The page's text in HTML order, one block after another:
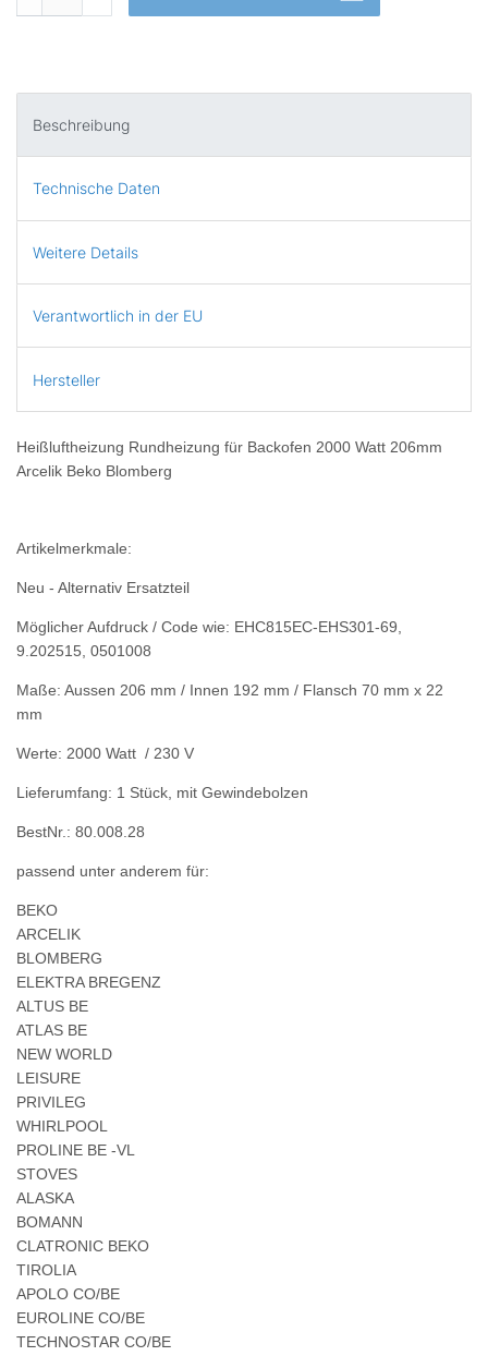
Beschreibung
Technische Daten
Weitere Details
Verantwortlich in der EU
Hersteller
Heißluftheizung Rundheizung für Backofen 2000 Watt 206mm
Arcelik Beko Blomberg
Artikelmerkmale:
Neu - Alternativ Ersatzteil
Möglicher Aufdruck / Code wie: EHC815EC-EHS301-69,
9.202515, 0501008
Maße: Aussen 206 mm / Innen 192 mm / Flansch 70 mm x 22
mm
Werte: 2000 Watt / 230 V
Lieferumfang: 1 Stück, mit Gewindebolzen
BestNr.: 80.008.28
passend unter anderem für:
BEKO
ARCELIK
BLOMBERG
ELEKTRA BREGENZ
ALTUS BE
ATLAS BE
NEW WORLD
LEISURE
PRIVILEG
WHIRLPOOL
PROLINE BE -VL
STOVES
ALASKA
BOMANN
CLATRONIC BEKO
TIROLIA
APOLO CO/BE
EUROLINE CO/BE
TECHNOSTAR CO/BE